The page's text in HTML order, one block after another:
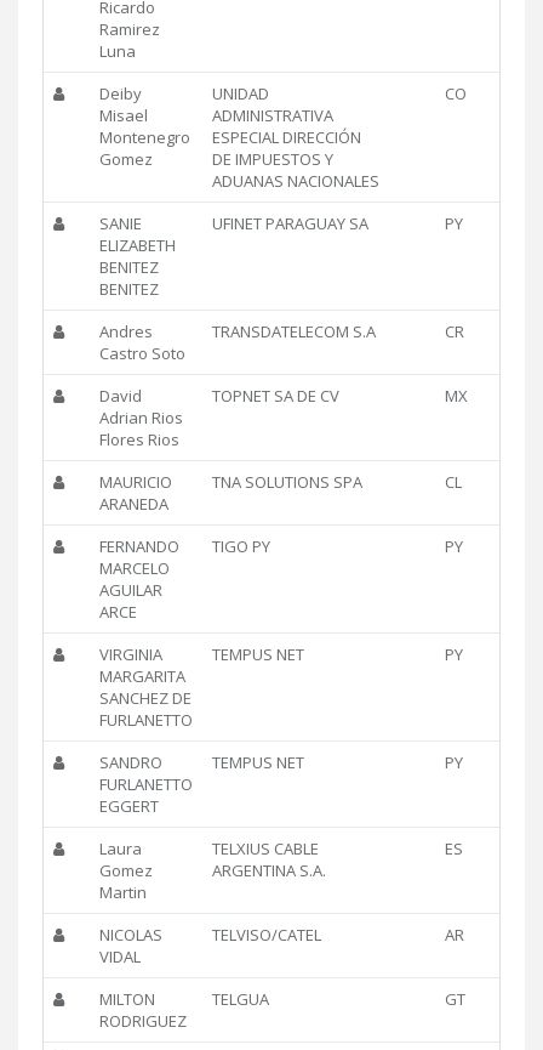
Ricardo
Ramirez
Luna
Deiby
Misael
Montenegro
Gomez
UNIDAD
ADMINISTRATIVA
ESPECIAL DIRECCIÓN
DE IMPUESTOS Y
ADUANAS NACIONALES
CO
SANIE
ELIZABETH
BENITEZ
BENITEZ
UFINET PARAGUAY SA PY
Andres
Castro Soto
TRANSDATELECOM S.A CR
David
Adrian Rios
Flores Rios
TOPNET SA DE CV MX
MAURICIO
ARANEDA
TNA SOLUTIONS SPA CL
FERNANDO
MARCELO
AGUILAR
ARCE
TIGO PY PY
VIRGINIA
MARGARITA
SANCHEZ DE
FURLANETTO
TEMPUS NET PY
SANDRO
FURLANETTO
EGGERT
TEMPUS NET PY
Laura
Gomez
Martin
TELXIUS CABLE
ARGENTINA S.A.
ES
NICOLAS
VIDAL
TELVISO/CATEL AR
MILTON
RODRIGUEZ
TELGUA GT